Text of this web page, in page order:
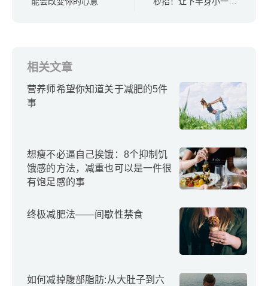
相关文章
营养师希望你知道关于减肥的5件
事
想瘦不必逼自己挨饿：8个抑制饥
饿感的方法，减重也可以是一件很
有饱足感的事
终极减肥法——间歇性禁食
如何减掉腹部脂肪:从大肚子到六